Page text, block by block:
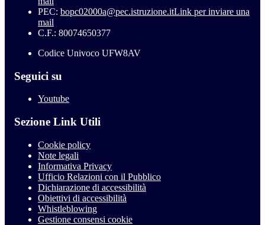
PEC: bopc02000a@pec.istruzione.itLink per inviare una
mail
C.F.: 80074650377
Codice Univoco UFW8AV
Seguici su
Youtube
Sezione Link Utili
Cookie policy
Note legali
Informativa Privacy
Ufficio Relazioni con il Pubblico
Dichiarazione di accessibilità
Obiettivi di accessibilità
Whistleblowing
Gestione consensi cookie